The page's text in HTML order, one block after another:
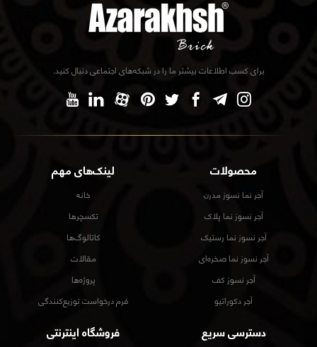
محصولات
آجر نما نسوز مدرن
آجر نسوز نما پلاک
آجر نسوز نما رستیک
آجر نسوز نما صخره‌ای
آجر نسوز کف
آجر دکوراتیو
لینک‌های مهم
خانه
تکسچرها
کاتالوگ‌ها
مقالات
پروژه‌ها
فرم درخواست توزیع‌کنندگی
برای کسب اطلاعات بیشتر ما را در شبکه‌های اجتماعی دنبال کنید.
دسترسی سریع فروشگاه اینترنتی